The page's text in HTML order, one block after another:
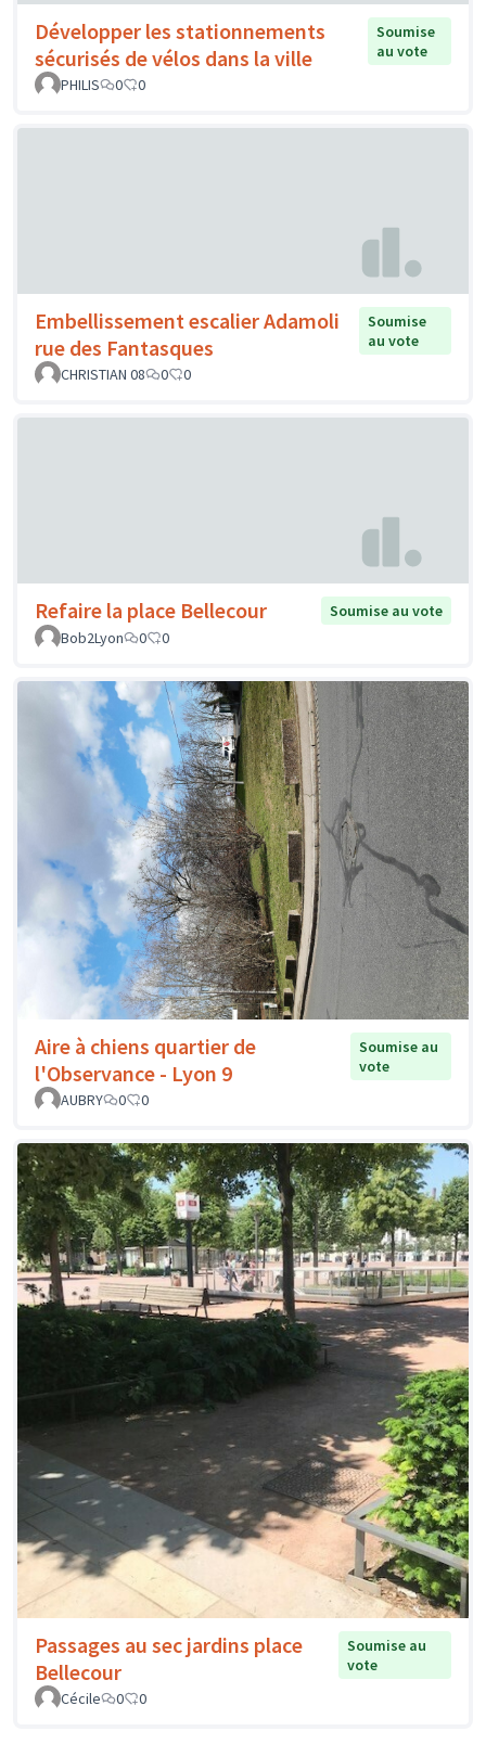
Développer les stationnements
sécurisés de vélos dans la ville
Soumise
au vote
PHILIS
0 0
Embellissement escalier Adamoli
rue des Fantasques
Soumise
au vote
CHRISTIAN 08
0 0
Refaire la place Bellecour
Soumise au vote
Bob2Lyon
0 0
Aire à chiens quartier de
l'Observance - Lyon 9
Soumise au
vote
AUBRY
0 0
Passages au sec jardins place
Bellecour
Soumise au
vote
Cécile
0 0